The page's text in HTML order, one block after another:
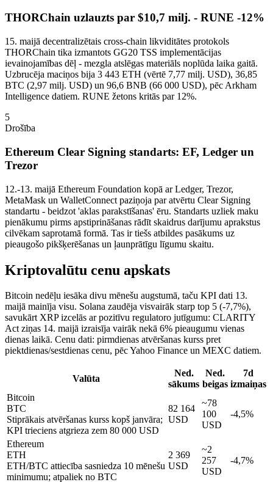
THORChain uzlauzts par $10,7 milj. - RUNE -12%
15. maijā decentralizētais cross-chain likviditātes protokols
THORChain tika izmantots GG20 TSS implementācijas
ievainojamības dēļ - mezgla atslēgas materiāls noplūda laika gaitā.
Uzbrucēja maciņos bija 3 443 ETH (vērtē 7,77 milj. USD), 36,85
BTC (2,97 milj. USD) un 96,6 BNB (66 000 USD), pēc Arkham
Intelligence datiem. RUNE žetons kritās par 12%.
5
Drošība
Ethereum Clear Signing standarts: EF, Ledger un
Trezor
12.-13. maijā Ethereum Foundation kopā ar Ledger, Trezor,
MetaMask un WalletConnect paziņoja par atvērtu Clear Signing
standartu - beidzot 'aklas parakstīšanas' ēru. Standarts uzliek maku
pienākumu pirms apstiprināšanas rādīt skaidrus darījumu aprakstus
cilvēkam saprotamā formā. Tas ir tiešs atbildes pasākums uz
pieaugošo pikšķerēšanas un ļaunprātīgu līgumu skaitu.
Kriptovalūtu cenu apskats
Bitcoin nedēļu iesāka divu mēnešu augstumā, taču KPI dati 13.
maijā mainīja visu. Solana zaudēja visvairāk starp top 5 (-7,7%),
savukārt XRP izcelās ar pozitīvu regulatoro jutīgumu: CLARITY
Act ziņas 14. maijā izraisīja vairāk nekā 6% pieaugumu vienas
dienas laikā. Cenu dati: pirmdienas atvēršanas kurss pret
piektdienas/sestdienas cenu, pēc Yahoo Finance un MEXC datiem.
Valūta
Ned.
sākums
Ned.
beigas
7d
izmaiņas
Bitcoin
BTC
Stiprākais atvēršanas kurss kopš janvāra;
KPI trieciens atgrieza zem 80 000 USD
82 164
USD
~78
100
USD
-4,5%
Ethereum
ETH
ETH/BTC attiecība sasniedza 10 mēnešu
minimumu; atpaliek no BTC
2 369
USD
~2
257
USD
-4,7%